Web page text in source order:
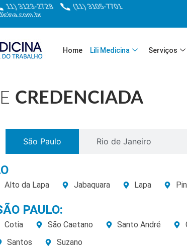
11) 3123-2728
(11) 3105-7701
Home Lili Medicina Serviços
CREDENCIADA
São Paulo Rio de Janeiro
Alto da Lapa Jabaquara Lapa
PAULO:
Cotia São Caetano Santo André
Santos Suzano